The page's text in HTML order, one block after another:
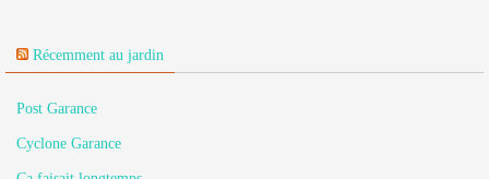
Récemment au jardin
Post Garance
Cyclone Garance